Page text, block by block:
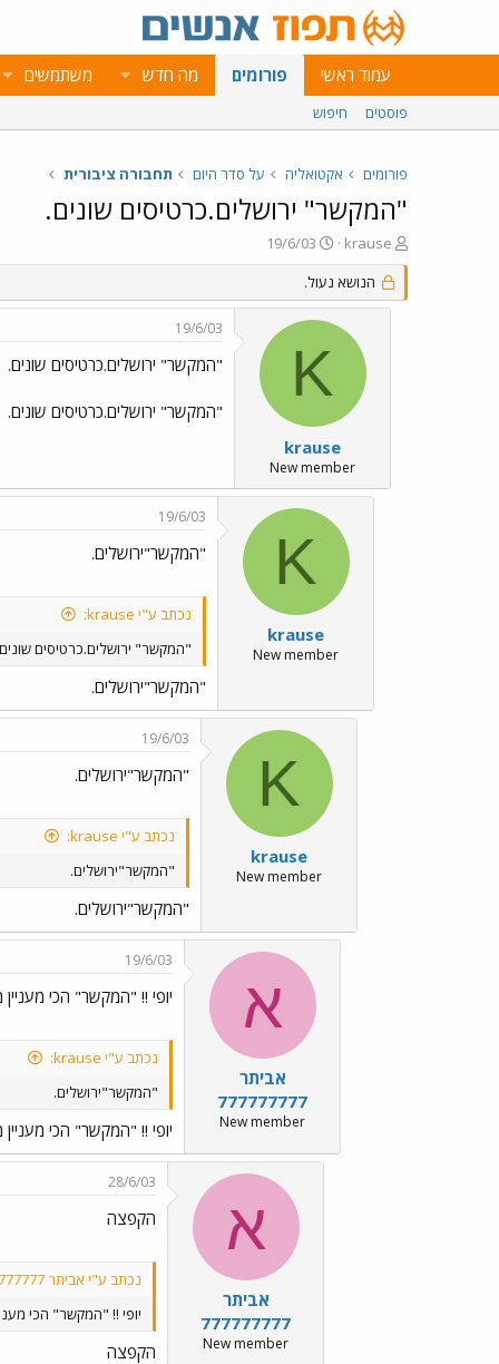
עמוד ראשי פורומים מה חדש משתמשים
פוסטים חיפוש
פורומים אקטואליה על סדר היום תחבורה ציבורית
"המקשר" ירושלים.כרטיסים שונים.
פ
ו
ת
ח
krause
פ
ו
ר
ס
ם
ת
א
י
ך
19/6/03
הנושא נעול.
K
krause
New member
19/6/03
"המקשר" ירושלים.כרטיסים שונים.
"המקשר" ירושלים.כרטיסים שונים.
K
krause
New member
19/6/03
"המקשר"ירושלים.
נכתב ע"י krause:
"המקשר" ירושלים.כרטיסים
"המקשר"ירושלים.
K
krause
New member
19/6/03
"המקשר"ירושלים.
נכתב ע"י krause:
"המקשר"ירושלים.
"המקשר"ירושלים.
א
אביתר
777777777
New member
19/6/03
יופי !! "המקשר" הכי
נכתב ע"י krause:
"המקשר"ירושלים.
יופי !! "המקשר" הכי
א
אביתר
777777777
New member
28/6/03
הקפצה
נכתב ע"י אביתר 777777777:
יופי !! "המקשר" הכי
הקפצה